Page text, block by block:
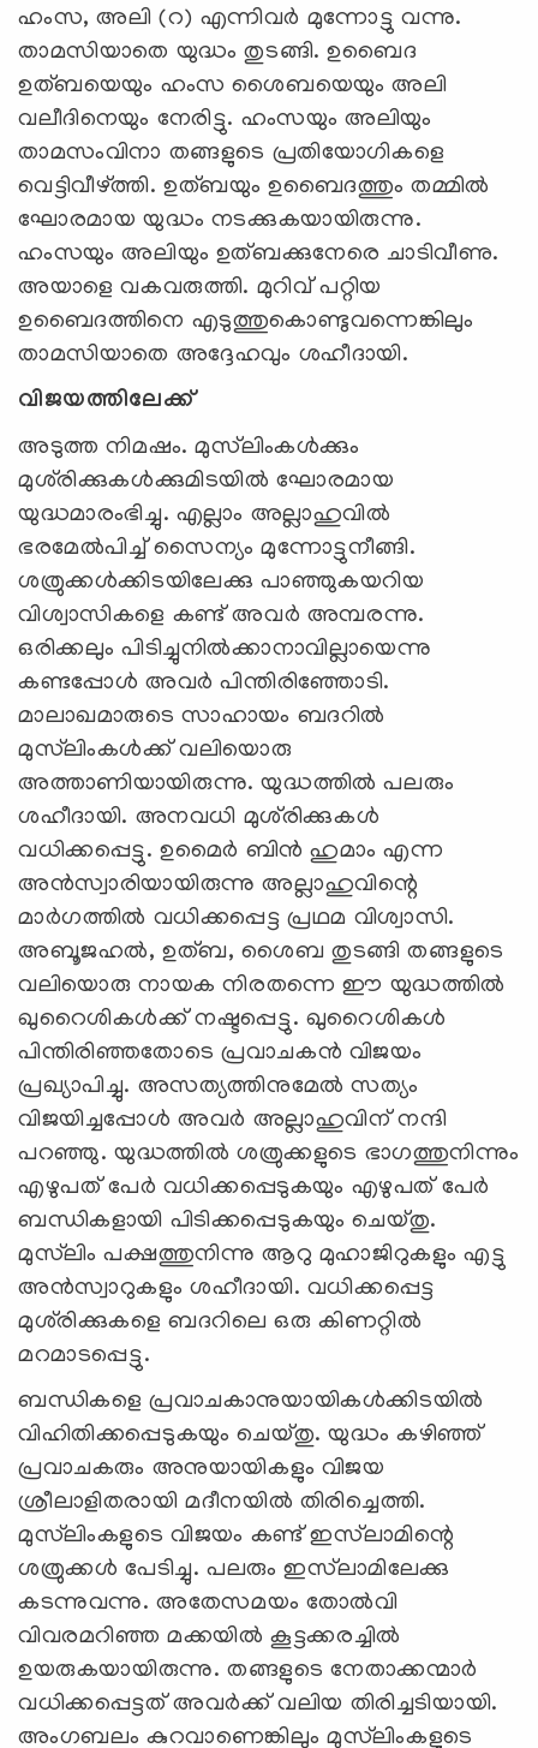
ഹംസ, അലി (റ) എന്നിവര്‍ മുന്നോട്ടു വന്നു.
താമസിയാതെ യുദ്ധം തുടങ്ങി. ഉബൈദ
ഉത്ബയെയും ഹംസ ശൈബയെയും അലി
വലീദിനെയും നേരിട്ടു. ഹംസയും അലിയും
താമസംവിനാ തങ്ങളുടെ പ്രതിയോഗികളെ
വെട്ടിവീഴ്ത്തി. ഉത്ബയും ഉബൈദത്തും തമ്മില്‍
ഘോരമായ യുദ്ധം നടക്കുകയായിരുന്നു.
ഹംസയും അലിയും ഉത്ബക്കുനേരെ ചാടിവീണു.
അയാളെ വകവരുത്തി. മുറിവ് പറ്റിയ
ഉബൈദത്തിനെ എടുത്തുകൊണ്ടുവന്നെങ്കിലും
താമസിയാതെ അദ്ദേഹവും ശഹീദായി.
വിജയത്തിലേക്ക്
അടുത്ത നിമഷം. മുസ്‌ലിംകള്‍ക്കും
മുശ്‌രിക്കുകള്‍ക്കുമിടയില്‍ ഘോരമായ
യുദ്ധമാരംഭിച്ചു. എല്ലാം അല്ലാഹുവില്‍
ഭരമേല്‍പിച്ച് സൈന്യം മുന്നോട്ടുനീങ്ങി.
ശത്രുക്കള്‍ക്കിടയിലേക്കു പാഞ്ഞുകയറിയ
വിശ്വാസികളെ കണ്ട് അവര്‍ അമ്പരന്നു.
ഒരിക്കലും പിടിച്ചുനില്‍ക്കാനാവില്ലായെന്നു
കണ്ടപ്പോള്‍ അവര്‍ പിന്തിരിഞ്ഞോടി.
മാലാഖമാരുടെ സാഹായം ബദറില്‍
മുസ്‌ലിംകള്‍ക്ക് വലിയൊരു
അത്താണിയായിരുന്നു. യുദ്ധത്തില്‍ പലരും
ശഹീദായി. അനവധി മുശ്‌രിക്കുകള്‍
വധിക്കപ്പെട്ടു. ഉമൈര്‍ ബിന്‍ ഹുമാം എന്ന
അന്‍സ്വാരിയായിരുന്നു അല്ലാഹുവിന്റെ
മാര്‍ഗത്തില്‍ വധിക്കപ്പെട്ട പ്രഥമ വിശ്വാസി.
അബൂജഹല്‍, ഉത്ബ, ശൈബ തുടങ്ങി തങ്ങളുടെ
വലിയൊരു നായക നിരതന്നെ ഈ യുദ്ധത്തില്‍
ഖുറൈശികള്‍ക്ക് നഷ്ടപ്പെട്ടു. ഖുറൈശികള്‍
പിന്തിരിഞ്ഞതോടെ പ്രവാചകന്‍ വിജയം
പ്രഖ്യാപിച്ചു. അസത്യത്തിനുമേല്‍ സത്യം
വിജയിച്ചപ്പോള്‍ അവര്‍ അല്ലാഹുവിന് നന്ദി
പറഞ്ഞു. യുദ്ധത്തില്‍ ശത്രുക്കളുടെ ഭാഗത്തുനിന്നും
എഴുപത് പേര്‍ വധിക്കപ്പെടുകയും എഴുപത് പേര്‍
ബന്ധികളായി പിടിക്കപ്പെടുകയും ചെയ്തു.
മുസ്‌ലിം പക്ഷത്തുനിന്നു ആറു മുഹാജിറുകളും എട്ടു
അന്‍സ്വാറുകളും ശഹീദായി. വധിക്കപ്പെട്ട
മുശ്‌രിക്കുകളെ ബദറിലെ ഒരു കിണറ്റില്‍
മറമാടപ്പെട്ടു.
ബന്ധികളെ പ്രവാചകാനുയായികള്‍ക്കിടയില്‍
വിഹിതിക്കപ്പെടുകയും ചെയ്തു. യുദ്ധം കഴിഞ്ഞ്
പ്രവാചകരും അനുയായികളും വിജയ
ശ്രീലാളിതരായി മദീനയില്‍ തിരിച്ചെത്തി.
മുസ്‌ലിംകളുടെ വിജയം കണ്ട് ഇസ്‌ലാമിന്റെ
ശത്രുക്കള്‍ പേടിച്ചു. പലരും ഇസ്‌ലാമിലേക്കു
കടന്നുവന്നു. അതേസമയം തോല്‍വി
വിവരമറിഞ്ഞ മക്കയില്‍ കൂട്ടക്കരച്ചില്‍
ഉയരുകയായിരുന്നു. തങ്ങളുടെ നേതാക്കന്മാര്‍
വധിക്കപ്പെട്ടത് അവര്‍ക്ക് വലിയ തിരിച്ചടിയായി.
അംഗബലം കുറവാണെങ്കിലും മുസ്‌ലിംകളുടെ